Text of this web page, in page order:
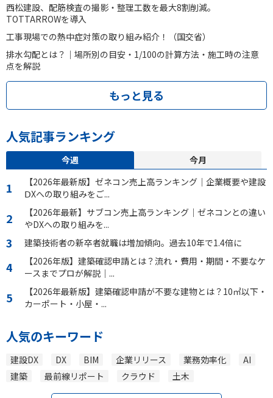
西松建設、配筋検査の撮影・整理工数を最大8割削減。
TOTTARROWを導入
工事現場での熱中症対策の取り組み紹介！（国交省）
排水勾配とは？｜場所別の目安・1/100の計算方法・施工時の注意
点を解説
もっと見る
人気記事ランキング
今週
今月
【2026年最新版】ゼネコン売上高ランキング｜企業概要や建設
ⅮXへの取り組みをご...
【2026年最新】サブコン売上高ランキング｜ゼネコンとの違い
やDXへの取り組みを...
建築技術者の新卒者就職は増加傾向。過去10年で1.4倍に
【2026年版】建築確認申請とは？流れ・費用・期間・不要なケ
ースまでプロが解説｜...
【2026年最新版】建築確認申請が不要な建物とは？10㎡以下・
カーポート・小屋・...
人気のキーワード
建設DX DX BIM 企業リリース 業務効率化
AI
建築
最前線リポート クラウド 土木